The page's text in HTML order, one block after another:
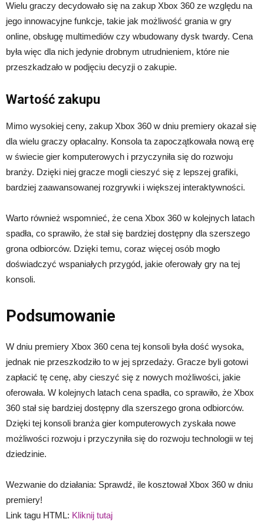
Wielu graczy decydowało się na zakup Xbox 360 ze względu na
jego innowacyjne funkcje, takie jak możliwość grania w gry
online, obsługę multimediów czy wbudowany dysk twardy. Cena
była więc dla nich jedynie drobnym utrudnieniem, które nie
przeszkadzało w podjęciu decyzji o zakupie.
Wartość zakupu
Mimo wysokiej ceny, zakup Xbox 360 w dniu premiery okazał się
dla wielu graczy opłacalny. Konsola ta zapoczątkowała nową erę
w świecie gier komputerowych i przyczyniła się do rozwoju
branży. Dzięki niej gracze mogli cieszyć się z lepszej grafiki,
bardziej zaawansowanej rozgrywki i większej interaktywności.
Warto również wspomnieć, że cena Xbox 360 w kolejnych latach
spadła, co sprawiło, że stał się bardziej dostępny dla szerszego
grona odbiorców. Dzięki temu, coraz więcej osób mogło
doświadczyć wspaniałych przygód, jakie oferowały gry na tej
konsoli.
Podsumowanie
W dniu premiery Xbox 360 cena tej konsoli była dość wysoka,
jednak nie przeszkodziło to w jej sprzedaży. Gracze byli gotowi
zapłacić tę cenę, aby cieszyć się z nowych możliwości, jakie
oferowała. W kolejnych latach cena spadła, co sprawiło, że Xbox
360 stał się bardziej dostępny dla szerszego grona odbiorców.
Dzięki tej konsoli branża gier komputerowych zyskała nowe
możliwości rozwoju i przyczyniła się do rozwoju technologii w tej
dziedzinie.
Wezwanie do działania: Sprawdź, ile kosztował Xbox 360 w dniu
premiery!
Link tagu HTML: Kliknij tutaj